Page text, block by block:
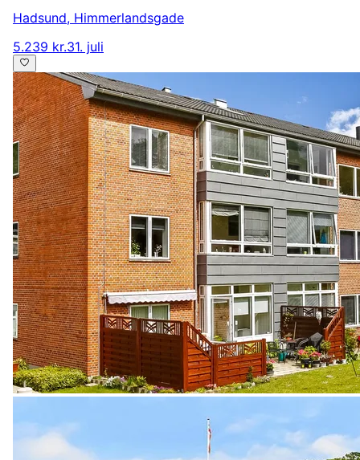
Hadsund, Himmerlandsgade
5.239 kr.31. juli